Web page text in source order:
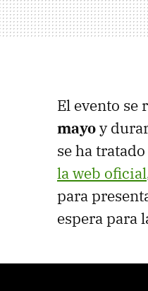
El evento se
mayoy
se ha
la web oficial
para
espera para